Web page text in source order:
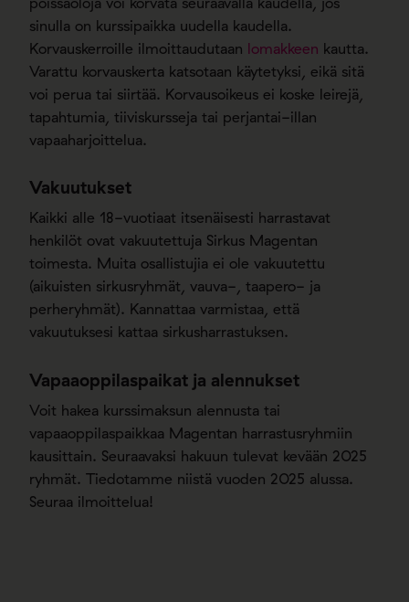
sinulla on kurssipaikka uudella kaudella.
Korvauskerroille ilmoittaudutaan lomakkeen kautta.
Varattu korvauskerta katsotaan käytetyksi, eikä sitä
voi perua tai siirtää. Korvausoikeus ei koske leirejä,
tapahtumia, tiiviskursseja tai perjantai-illan
vapaaharjoittelua.
Vakuutukset
Kaikki alle 18-vuotiaat itsenäisesti harrastavat
henkilöt ovat vakuutettuja Sirkus Magentan
toimesta. Muita osallistujia ei ole vakuutettu
(aikuisten sirkusryhmät, vauva-, taapero- ja
perheryhmät). Kannattaa varmistaa, että
vakuutuksesi kattaa sirkusharrastuksen.
Vapaaoppilaspaikat ja alennukset
Voit hakea kurssimaksun alennusta tai
vapaaoppilaspaikkaa Magentan harrastusryhmiin
kausittain. Seuraavaksi hakuun tulevat kevään 2025
ryhmät. Tiedotamme niistä vuoden 2025 alussa.
Seuraa ilmoittelua!